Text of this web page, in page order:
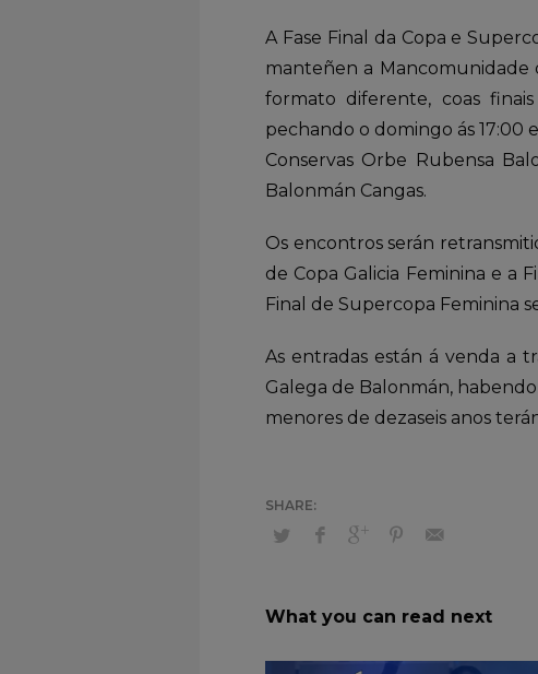
A Fase Final da Copa e
manteñen a Mancomunidade
formato diferente, coas
pechando o domingo ás 17:00
Conservas Orbe Rubensa
Balonmán Cangas.
Os encontros serán
de Copa Galicia Feminina e a
Final de Supercopa Feminina
As entradas están á venda a
Galega de Balonmán,
menores de dezaseis anos
What you can read next